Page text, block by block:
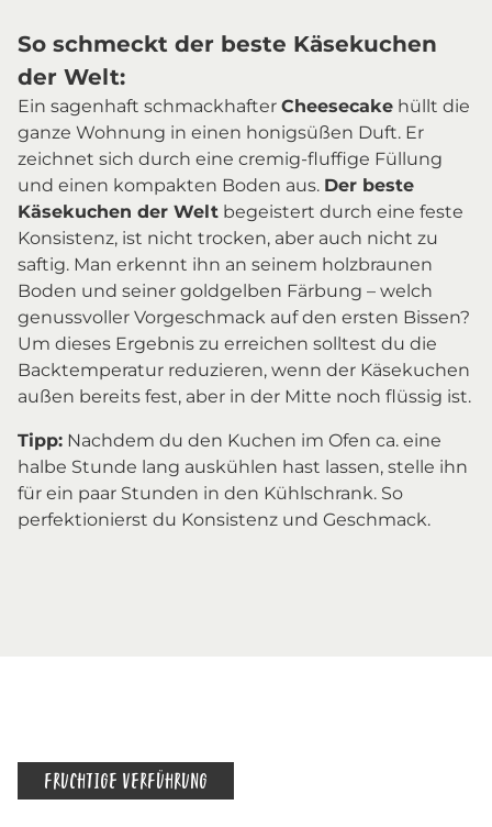
So schmeckt der beste Käsekuchen
der Welt:
Ein sagenhaft schmackhafter Cheesecake hüllt die
ganze Wohnung in einen honigsüßen Duft. Er
zeichnet sich durch eine cremig-fluffige Füllung
und einen kompakten Boden aus. Der beste
Käsekuchen der Welt begeistert durch eine feste
Konsistenz, ist nicht trocken, aber auch nicht zu
saftig. Man erkennt ihn an seinem holzbraunen
Boden und seiner goldgelben Färbung – welch
genussvoller Vorgeschmack auf den ersten Bissen?
Um dieses Ergebnis zu erreichen solltest du die
Backtemperatur reduzieren, wenn der Käsekuchen
außen bereits fest, aber in der Mitte noch flüssig ist.
Tipp: Nachdem du den Kuchen im Ofen ca. eine
halbe Stunde lang auskühlen hast lassen, stelle ihn
für ein paar Stunden in den Kühlschrank. So
perfektionierst du Konsistenz und Geschmack.
FRUCHTIGE VERFÜHRUNG